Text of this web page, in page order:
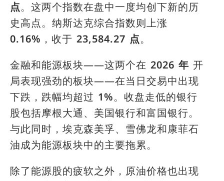
点。这两个指数在盘中一度均创下新的历
史高点。纳斯达克综合指数则上涨
0.16% ，收于 23,584.27 点。
金融和能源板块——这两个在 2026 年 开
局表现强劲的板块——在当日交易中出现
下跌，跌幅均超过 1%。收盘走低的银行
股包括摩根大通、美国银行和富国银行。
与此同时，埃克森美孚、雪佛龙和康菲石
油成为能源板块中的主要拖累。
除了能源股的疲软之外，原油价格也出现